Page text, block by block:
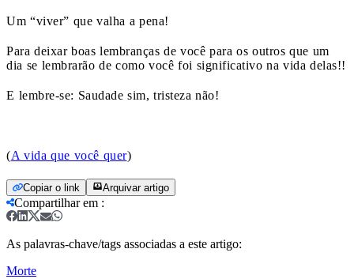
Um “viver” que valha a pena!
Para deixar boas lembranças de você para os outros que um
dia se lembrarão de como você foi significativo na vida delas!!
E lembre-se: Saudade sim, tristeza não!
(A vida que você quer)
Copiar o link Arquivar artigo
Compartilhar em :
As palavras-chave/tags associadas a este artigo:
Morte